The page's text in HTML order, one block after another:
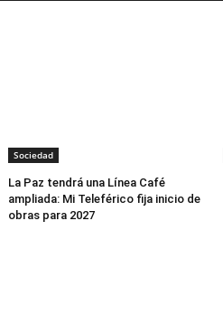
Sociedad
La Paz tendrá una Línea Café
ampliada: Mi Teleférico fija inicio de
obras para 2027